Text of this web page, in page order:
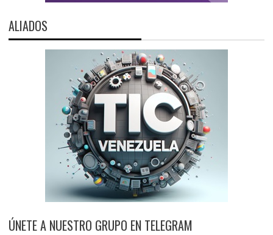
ALIADOS
ÚNETE A NUESTRO GRUPO EN TELEGRAM